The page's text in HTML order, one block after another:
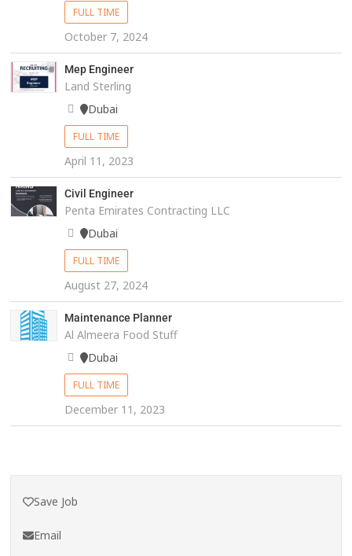
FULL TIME
October 7, 2024
Mep Engineer
Land Sterling
Dubai
FULL TIME
April 11, 2023
Civil Engineer
Penta Emirates Contracting LLC
Dubai
FULL TIME
August 27, 2024
Maintenance Planner
Al Almeera Food Stuff
Dubai
FULL TIME
December 11, 2023
Save Job
Email